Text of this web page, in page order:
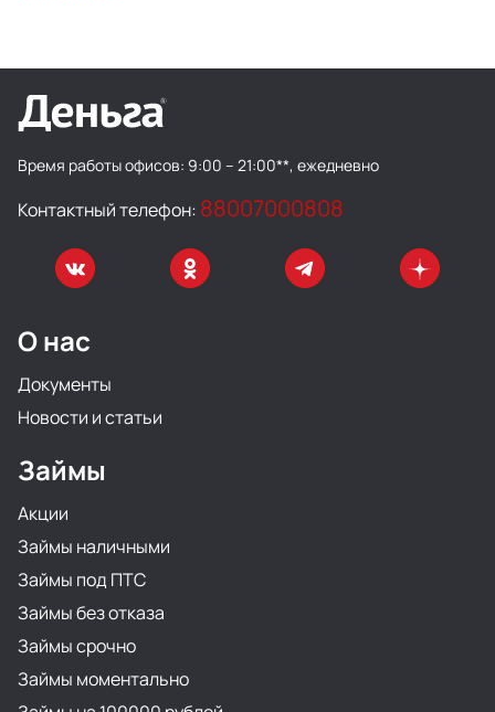
Время работы офисов: 9:00 – 21:00**, ежедневно
Контактный телефон: 88007000808
О нас
Документы
Новости и статьи
Займы
Акции
Займы наличными
Займы под ПТС
Займы без отказа
Займы срочно
Займы моментально